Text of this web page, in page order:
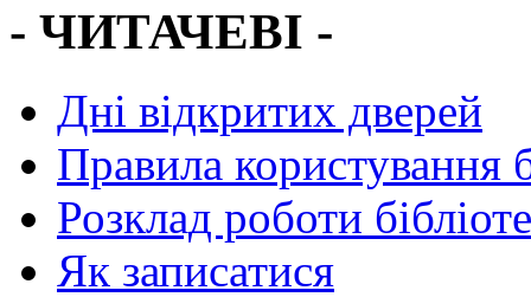
- ЧИТАЧЕВІ -
Дні відкритих дверей
Правила користування
Розклад роботи
Як записатися